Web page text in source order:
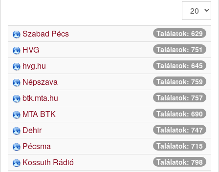
Tételek
#
Találatok: 629
Szabad Pécs
Találatok: 751
HVG
Találatok: 645
hvg.hu
Találatok: 759
Népszava
Találatok: 757
btk.mta.hu
Találatok: 690
MTA BTK
Találatok: 747
Dehir
Találatok: 715
Pécsma
Találatok: 798
Kossuth Rádió